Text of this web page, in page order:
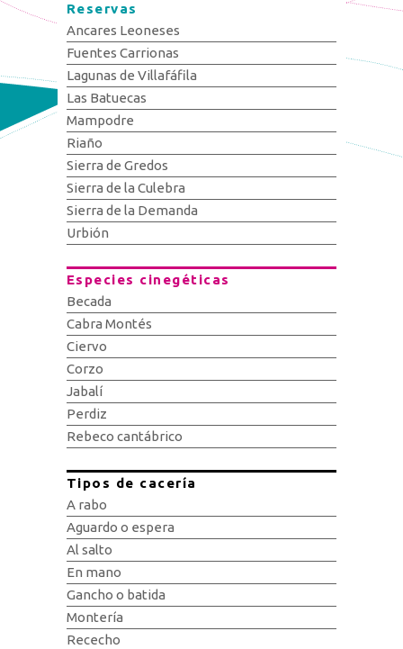
Reservas
Ancares Leoneses
Fuentes Carrionas
Lagunas de Villafáfila
Las Batuecas
Mampodre
Riaño
Sierra de Gredos
Sierra de la Culebra
Sierra de la Demanda
Urbión
Especies cinegéticas
Becada
Cabra Montés
Ciervo
Corzo
Jabalí
Perdiz
Rebeco cantábrico
Tipos de cacería
A rabo
Aguardo o espera
Al salto
En mano
Gancho o batida
Montería
Rececho